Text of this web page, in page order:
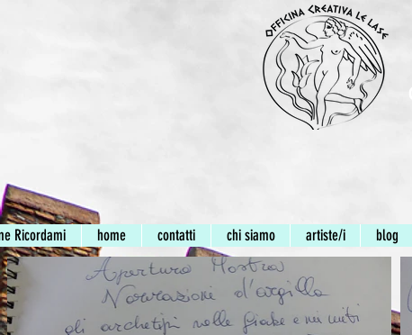
Ricordami home contatti chi siamo artiste/i blog